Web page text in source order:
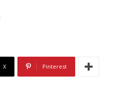
X Pinterest